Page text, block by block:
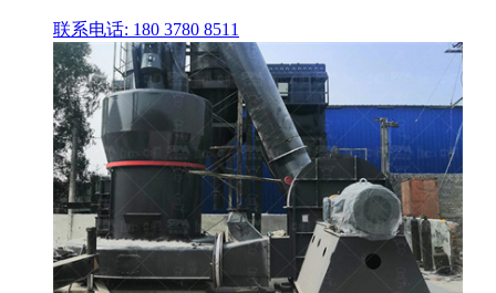
联系电话: 180 3780 8511